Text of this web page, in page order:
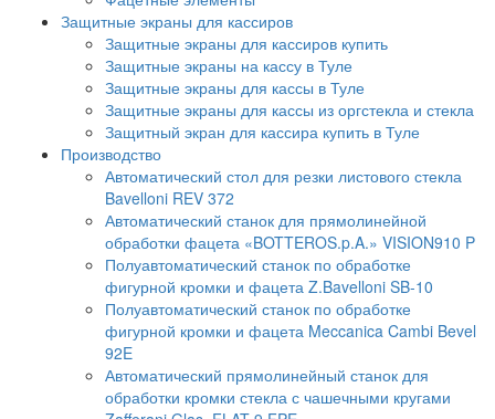
Защитные экраны для кассиров
Защитные экраны для кассиров купить
Защитные экраны на кассу в Туле
Защитные экраны для кассы в Туле
Защитные экраны для кассы из оргстекла и стекла
Защитный экран для кассира купить в Туле
Производство
Автоматический стол для резки листового стекла
Bavelloni REV 372
Автоматический станок для прямолинейной
обработки фацета «BOTTEROS.p.A.» VISION910 P
Полуавтоматический станок по обработке
фигурной кромки и фацета Z.Bavelloni SB-10
Полуавтоматический станок по обработке
фигурной кромки и фацета Meccanica Cambi Bevel
92E
Автоматический прямолинейный станок для
обработки кромки стекла с чашечными кругами